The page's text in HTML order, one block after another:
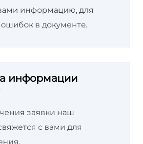
информацию, для
в документе.
информации
заявки наш
с вами для